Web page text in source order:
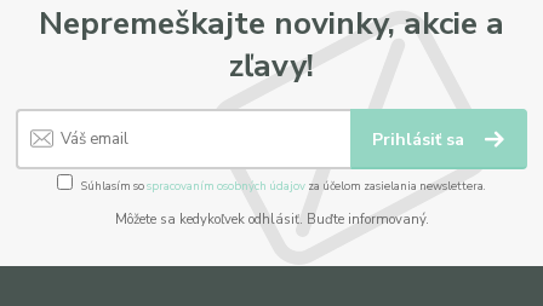
Nepremeškajte novinky, akcie a
zľavy!
Prihlásiť sa
Súhlasím sospracovaním osobných údajov za účelom zasielania newslettera.
Môžete sa kedykoľvek odhlásiť. Buďte informovaný.